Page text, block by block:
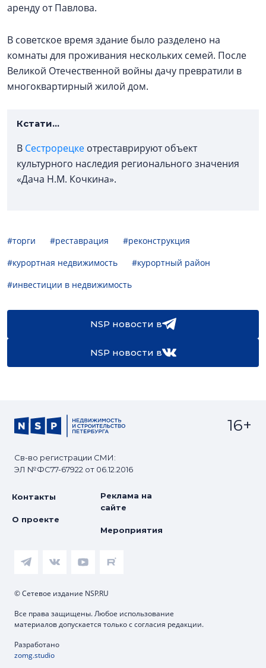
аренду от Павлова.
В советское время здание было разделено на
комнаты для проживания нескольких семей. После
Великой Отечественной войны дачу превратили в
многоквартирный жилой дом.
Кстати...
В Сестрорецке отреставрируют объект
культурного наследия регионального значения
«Дача Н.М. Кочкина».
#торги #реставрация
#реконструкция
#курортная недвижимость
#курортный район
#инвестиции в недвижимость
NSP новости в
NSP новости в
Св-во регистрации СМИ:
ЭЛ №ФС77-67922 от 06.12.2016
16+
Контакты
О проекте
Реклама на
сайте
Мероприятия
© Сетевое издание NSP.RU
Все права защищены. Любое использование
материалов допускается только с согласия редакции.
Разработано
zomg.studio